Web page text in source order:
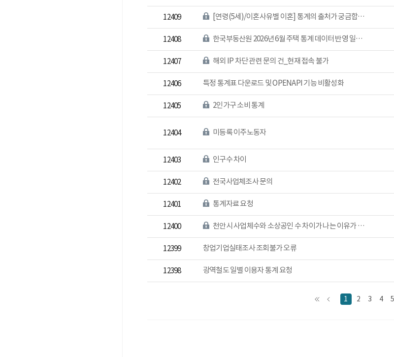
12409 [연령(5세)/이혼사유별 이혼] 통계의 출처가 궁금합니다.
12408 한국부동산원 2026년 6월 주택 통계 데이터 반영 일정 문의
12407 해외 IP 차단 관련 문의 건_현재 접속 불가
12406 특정 통계표 다운로드 및 OPENAPI 기능 비활성화
12405 2인가구 소비 통계
12404 미등록 이주노동자
12403 인구수 차이
12402 전국사업체조사 문의
12401 통계자료 요청
12400 천안시 사업체수와 소상공인 수 차이가 나는 이유가 궁금합니다.
12399 창업기업실태조사 조회불가 오류
12398 광역철도 일별 이용자 통계 요청
1 2 3 4 5